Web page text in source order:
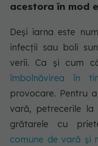
acestora în mod
Deși iarna este
infecții sau boli
verii. Ca și cum
îmbolnăvirea în
provocare. Pentru
vară, petrecerile
grătarele cu
comune de vară și